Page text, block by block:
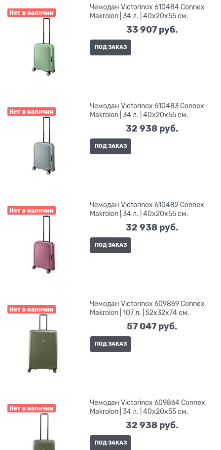
Нет в наличии
Чемодан Victorinox 610484 Connex
Makrolon | 34 л. | 40x20x55 см.
33 907 руб.
ПОД ЗАКАЗ
Нет в наличии
Чемодан Victorinox 610483 Connex
Makrolon | 34 л. | 40x20x55 см.
32 938 руб.
ПОД ЗАКАЗ
Нет в наличии
Чемодан Victorinox 610482 Connex
Makrolon | 34 л. | 40x20x55 см.
32 938 руб.
ПОД ЗАКАЗ
Нет в наличии
Чемодан Victorinox 609869 Connex
Makrolon | 107 л. | 52x32x74 см.
57 047 руб.
ПОД ЗАКАЗ
Нет в наличии
Чемодан Victorinox 609864 Connex
Makrolon | 34 л. | 40x20x55 см.
32 938 руб.
ПОД ЗАКАЗ